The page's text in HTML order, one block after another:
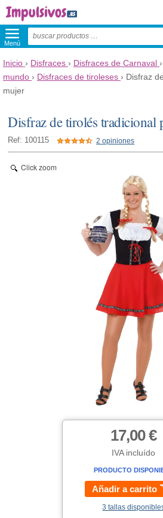
Menú
Inicio › Disfraces › Disfraces de Carnaval ›
mundo › Disfraces de tiroleses › Disfraz
mujer
Disfraz de tirolés tradicional
Ref: 100115 2 opiniones
Click zoom
17,00 €
IVA incluído
PRODUCTO
Añadir a carrito
3 tallas